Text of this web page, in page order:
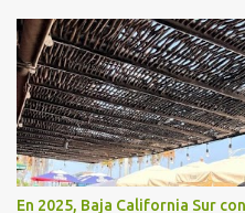
En 2025, Baja California Sur